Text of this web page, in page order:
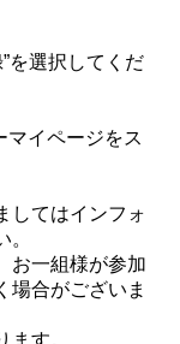
を選択してくだ
マイページをス
してはインフォ
お一組様が参加
場合がございま